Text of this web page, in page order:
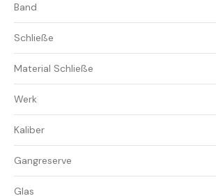
Band
Schließe
Material Schließe
Werk
Kaliber
Gangreserve
Glas